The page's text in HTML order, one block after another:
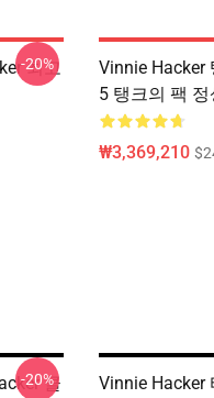
최고
-20%
Vinnie Hacker
5 탱크의 팩
₩3,369,210
클
-20%
Vinnie Hacker